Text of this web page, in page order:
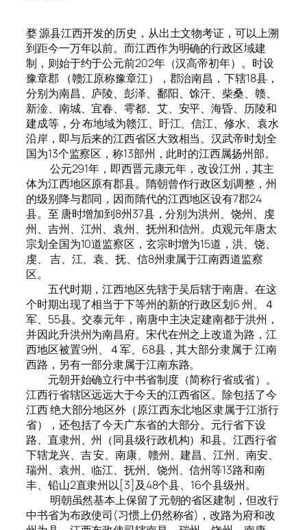
婺 源县江西开发的历史，从出土文物考证，可以上溯
到距今一万年以前。而江西作为明确的行政区域建
制，则始于约于公元前202年（汉高帝初年）。时设
豫章郡 （赣江原称豫章江），郡治南昌，下辖18县，
分别为南昌、庐陵、彭泽、鄱阳、馀汗、柴桑、赣、
新淦、南城、宜春、雩都、艾、安平、海昏、历陵和
建成等，分 布地域为赣江、盱江、信江、修水、袁水
沿岸，即与后来的江西省区大致相当。汉武帝时划全
国为13个监察区，称13部州，此时的江西属扬州部。
公元291年，即西晋元康元年，改设江州，其主
体为江西地区原有郡县。隋朝曾作行政区划调整，州
的级别降与郡同，因而隋代的江西地区设有7郡24
县。至 唐时增加到8州37县，分别为洪州、饶州、虔
州、吉州、江州、袁州、抚州和信州。贞观元年唐太
宗划全国为10道监察区，玄宗时增为15道，洪、饶、
虔、 吉、江、袁、抚、信8州隶属于江南西道监察
区。
五代时期，江西地区先辖于吴后辖于南唐。在这
个时期出现了相当于下等州的新的行政区划6 州、４
军、55县。交泰元年，南唐中主决定建南都于洪州，
并因此升洪州为南昌府。宋代在州之上改道为路，江
西地区被置9州、４军、68县，其大部分隶属于 江南
西路，另有一部分隶属于江南东路。
元朝开始确立行中书省制度（简称行省或省）。
江西行省辖区远远大于今天的江西省区。除包括了今
江西 绝大部分地区外（原江西东北地区隶属于江浙行
省），还包括了今天广东省的大部分。元行省下设
路、直隶州、州（同县级行政机构）和县。江西行省
下辖龙兴、吉 安、南康、赣州、建昌、江州、南安、
瑞州、袁州、临江、抚州、饶州、信州等13路和南
丰、铅山2直隶州以[3]及48个县、16个县级州。
明朝虽然基本上保留了元朝的省区建制，但改行
中书省为布政使司(习惯上仍然称省)，改路为府和改